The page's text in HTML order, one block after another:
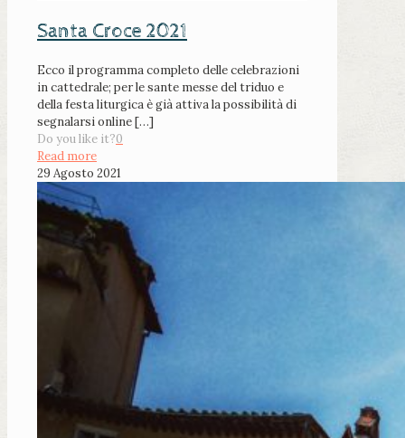
Santa Croce 2021
Ecco il programma completo delle celebrazioni
in cattedrale; per le sante messe del triduo e
della festa liturgica è già attiva la possibilità di
segnalarsi online[…]
Do you like it?0
Read more
29 Agosto 2021